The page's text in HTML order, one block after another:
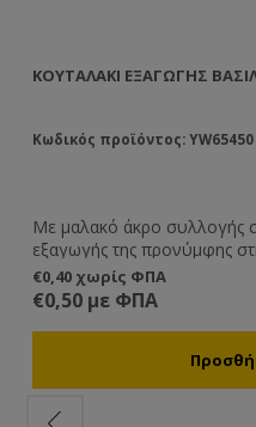
ΚΟΥΤΑΛΆΚΙ ΕΞΑΓΩΓΉΣ
Κωδικός προϊόντος: YW65450
Με μαλακό άκρο συλλογής
εξαγωγής της προνύμφης
€0,40 χωρίς ΦΠΑ
€0,50 με ΦΠΑ